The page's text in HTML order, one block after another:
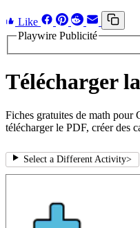
Like
Playwire Publicité
Télécharger
Fiches gratuites de math pour
télécharger le PDF, créer des
Select a Different Activity>